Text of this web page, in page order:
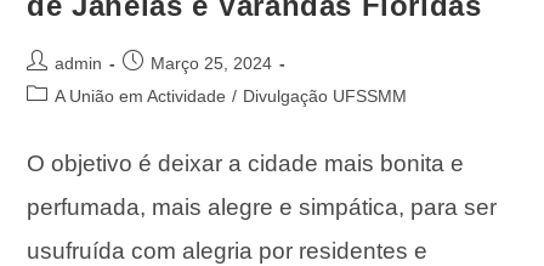
admin
Março 25, 2024
A União em Actividade / Divulgação UFSSMM
O objetivo é deixar a cidade mais bonita e
perfumada, mais alegre e simpática, para ser
usufruída com alegria por residentes e